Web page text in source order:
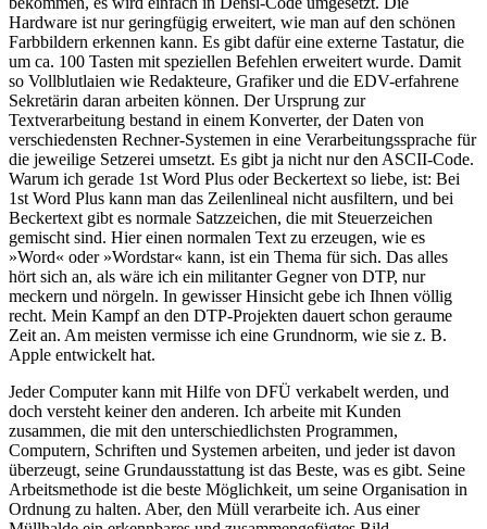
Hardware ist nur geringfügig erweitert, wie man auf den schönen
Farbbildern erkennen kann. Es gibt dafür eine externe Tastatur, die
um ca. 100 Tasten mit speziellen Befehlen erweitert wurde. Damit
so Vollblutlaien wie Redakteure, Grafiker und die EDV-erfahrene
Sekretärin daran arbeiten können. Der Ursprung zur
Textverarbeitung bestand in einem Konverter, der Daten von
verschiedensten Rechner-Systemen in eine Verarbeitungssprache für
die jeweilige Setzerei umsetzt. Es gibt ja nicht nur den ASCII-Code.
Warum ich gerade 1st Word Plus oder Beckertext so liebe, ist: Bei
1st Word Plus kann man das Zeilenlineal nicht ausfiltern, und bei
Beckertext gibt es normale Satzzeichen, die mit Steuerzeichen
gemischt sind. Hier einen normalen Text zu erzeugen, wie es
»Word« oder »Wordstar« kann, ist ein Thema für sich. Das alles
hört sich an, als wäre ich ein militanter Gegner von DTP, nur
meckern und nörgeln. In gewisser Hinsicht gebe ich Ihnen völlig
recht. Mein Kampf an den DTP-Projekten dauert schon geraume
Zeit an. Am meisten vermisse ich eine Grundnorm, wie sie z. B.
Apple entwickelt hat.
Jeder Computer kann mit Hilfe von DFÜ verkabelt werden, und
doch versteht keiner den anderen. Ich arbeite mit Kunden
zusammen, die mit den unterschiedlichsten Programmen,
Computern, Schriften und Systemen arbeiten, und jeder ist davon
überzeugt, seine Grundausstattung ist das Beste, was es gibt. Seine
Arbeitsmethode ist die beste Möglichkeit, um seine Organisation in
Ordnung zu halten. Aber, den Müll verarbeite ich. Aus einer